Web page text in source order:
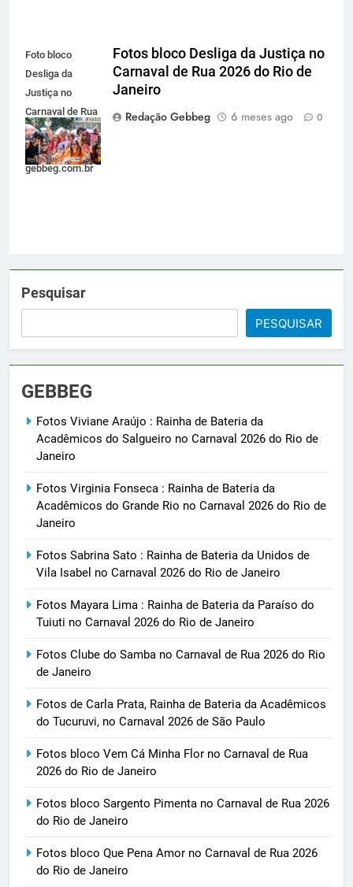
Foto bloco
Desliga da
Justiça no
Carnaval de Rua
2026 do Rio de
Janeiro -
gebbeg.com.br
Fotos bloco Desliga da Justiça no
Carnaval de Rua 2026 do Rio de
Janeiro
Redação Gebbeg
6 meses ago 0
Pesquisar
PESQUISAR
GEBBEG
Fotos Viviane Araújo : Rainha de Bateria da
Acadêmicos do Salgueiro no Carnaval 2026 do Rio de
Janeiro
Fotos Virginia Fonseca : Rainha de Bateria da
Acadêmicos do Grande Rio no Carnaval 2026 do Rio de
Janeiro
Fotos Sabrina Sato : Rainha de Bateria da Unidos de
Vila Isabel no Carnaval 2026 do Rio de Janeiro
Fotos Mayara Lima : Rainha de Bateria da Paraíso do
Tuiuti no Carnaval 2026 do Rio de Janeiro
Fotos Clube do Samba no Carnaval de Rua 2026 do Rio
de Janeiro
Fotos de Carla Prata, Rainha de Bateria da Acadêmicos
do Tucuruvi, no Carnaval 2026 de São Paulo
Fotos bloco Vem Cá Minha Flor no Carnaval de Rua
2026 do Rio de Janeiro
Fotos bloco Sargento Pimenta no Carnaval de Rua 2026
do Rio de Janeiro
Fotos bloco Que Pena Amor no Carnaval de Rua 2026
do Rio de Janeiro